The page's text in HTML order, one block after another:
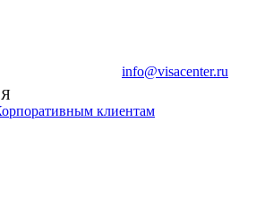
info@visacenter.ru
Я
клиентам